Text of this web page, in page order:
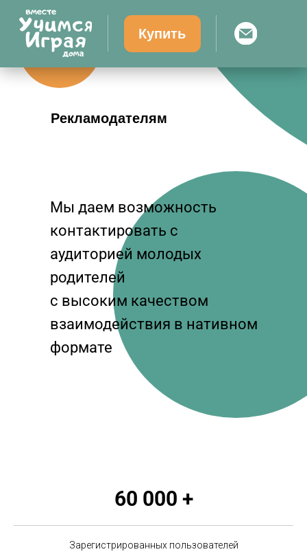
Купить
Рекламодателям
Мы даем возможность
контактировать с
аудиторией молодых
родителей
с высоким качеством
взаимодействия в нативном
формате
60 000 +
Зарегистрированных пользователей